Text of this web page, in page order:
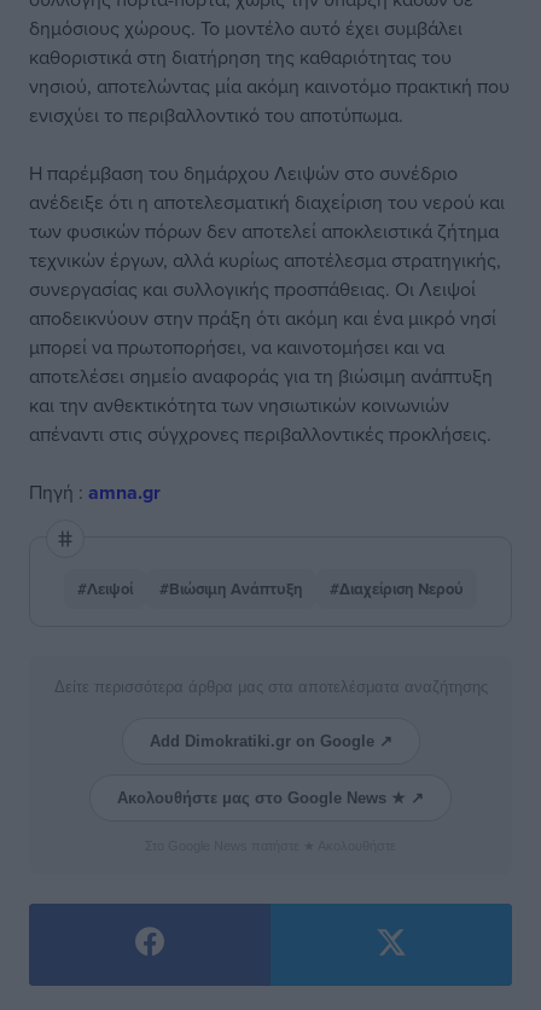
δημόσιους χώρους. Το μοντέλο αυτό έχει συμβάλει
καθοριστικά στη διατήρηση της καθαριότητας του
νησιού, αποτελώντας μία ακόμη καινοτόμο πρακτική που
ενισχύει το περιβαλλοντικό του αποτύπωμα.
Η παρέμβαση του δημάρχου Λειψών στο συνέδριο
ανέδειξε ότι η αποτελεσματική διαχείριση του νερού και
των φυσικών πόρων δεν αποτελεί αποκλειστικά ζήτημα
τεχνικών έργων, αλλά κυρίως αποτέλεσμα στρατηγικής,
συνεργασίας και συλλογικής προσπάθειας. Οι Λειψοί
αποδεικνύουν στην πράξη ότι ακόμη και ένα μικρό νησί
μπορεί να πρωτοπορήσει, να καινοτομήσει και να
αποτελέσει σημείο αναφοράς για τη βιώσιμη ανάπτυξη
και την ανθεκτικότητα των νησιωτικών κοινωνιών
απέναντι στις σύγχρονες περιβαλλοντικές προκλήσεις.
Πηγή : amna.gr
#Λειψοί #Βιώσιμη Ανάπτυξη #Διαχείριση Νερού
Δείτε περισσότερα άρθρα μας στα αποτελέσματα αναζήτησης
Add Dimokratiki.gr on Google ↗
Ακολουθήστε μας στο Google News ★ ↗